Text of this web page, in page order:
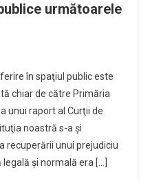
următoarele
în spaţiul public este
chiar de către Primăria
unui raport al Curţii de
noastră s-a şi
recuperării unui prejudiciu
şi normală era […]